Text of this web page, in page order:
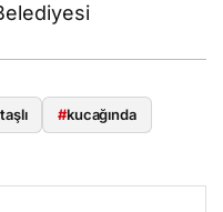
#kucağında